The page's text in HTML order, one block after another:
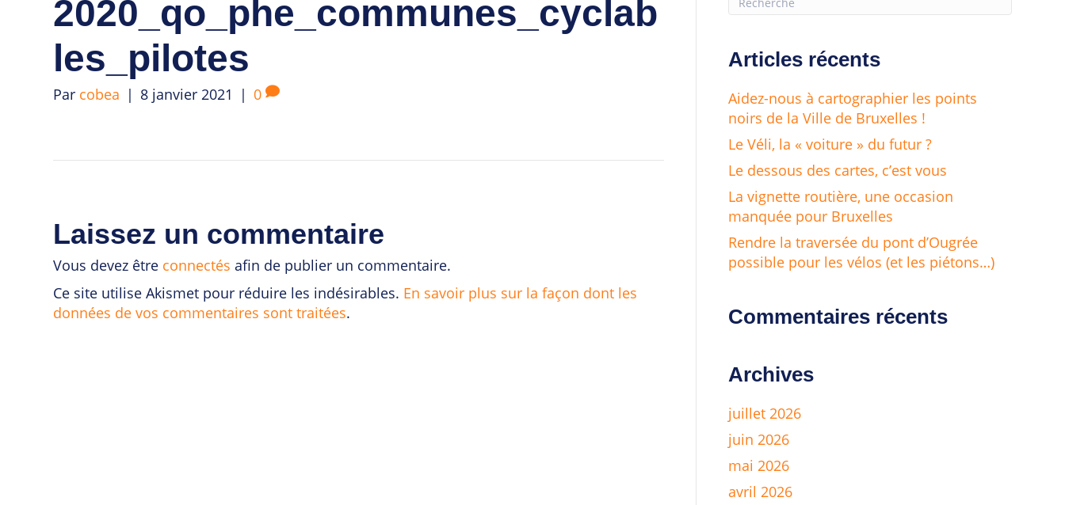
2020_qo_phe_communes_cyclab
les_pilotes
Par cobea | 8 janvier 2021 | 0
Laissez un commentaire
Vous devez être connectés afin de publier un commentaire.
Ce site utilise Akismet pour réduire les indésirables. En savoir plus sur la façon dont les
données de vos commentaires sont traitées.
Articles récents
Aidez-nous à cartographier les points
noirs de la Ville de Bruxelles !
Le Véli, la « voiture » du futur ?
Le dessous des cartes, c’est vous
La vignette routière, une occasion
manquée pour Bruxelles
Rendre la traversée du pont d’Ougrée
possible pour les vélos (et les piétons…)
Commentaires récents
Archives
juillet 2026
juin 2026
mai 2026
avril 2026